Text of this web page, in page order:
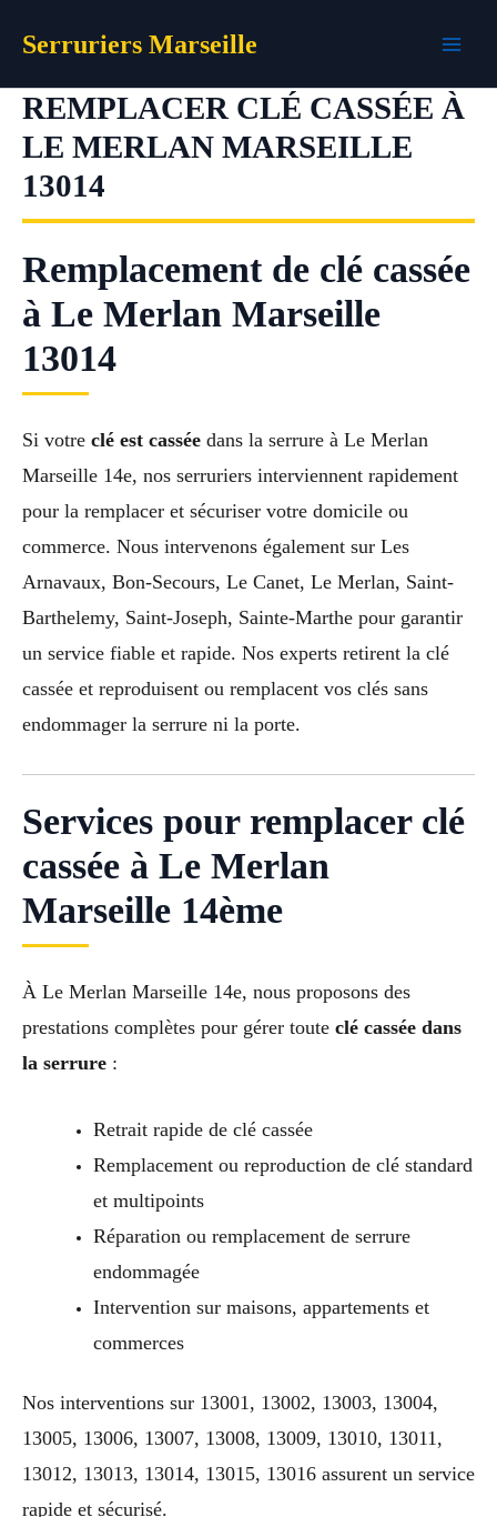
Serruriers Marseille
REMPLACER CLÉ CASSÉE À
LE MERLAN MARSEILLE
13014
Remplacement de clé cassée
à Le Merlan Marseille
13014
Si votre clé est cassée dans la serrure à Le Merlan
Marseille 14e, nos serruriers interviennent rapidement
pour la remplacer et sécuriser votre domicile ou
commerce. Nous intervenons également sur Les
Arnavaux, Bon-Secours, Le Canet, Le Merlan, Saint-
Barthelemy, Saint-Joseph, Sainte-Marthe pour garantir
un service fiable et rapide. Nos experts retirent la clé
cassée et reproduisent ou remplacent vos clés sans
endommager la serrure ni la porte.
Services pour remplacer clé
cassée à Le Merlan
Marseille 14ème
À Le Merlan Marseille 14e, nous proposons des
prestations complètes pour gérer toute clé cassée dans
la serrure :
Retrait rapide de clé cassée
Remplacement ou reproduction de clé standard
et multipoints
Réparation ou remplacement de serrure
endommagée
Intervention sur maisons, appartements et
commerces
Nos interventions sur 13001, 13002, 13003, 13004,
13005, 13006, 13007, 13008, 13009, 13010, 13011,
13012, 13013, 13014, 13015, 13016 assurent un service
rapide et sécurisé.